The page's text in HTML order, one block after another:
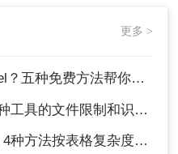
更多 >
种免费方法帮你解决！
文件限制和识别精度对比！
复杂度选，扫描件要单独处理！